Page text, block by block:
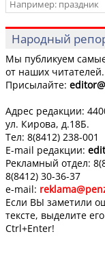
Народный
Мы публикуем
от наших читателей.
Присылайте: editor
Адрес редакции:
ул. Кирова, д.18Б.
Тел: 8(8412) 238-001
E-mail редакции:
Рекламный отдел:
8(8412) 30-36-37
e-mail:
Если ВЫ заметили
тексте, выделите
Ctrl+Enter!